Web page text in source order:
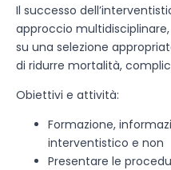
Il successo
approccio
su una selezione
di ridurre mortalità,
Obiettivi e attività:
Formazione,
interventistico e non
Presentare le